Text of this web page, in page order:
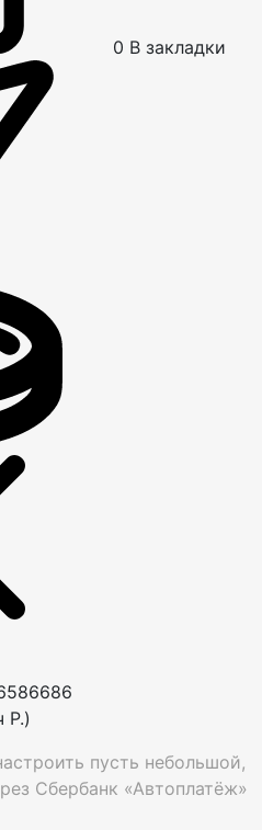
0 В закладки
Р.)
пусть небольшой,
Сбербанк «Автоплатёж»